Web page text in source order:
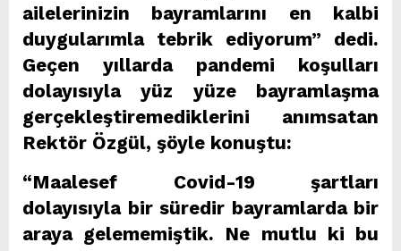
ailelerinizin bayramlarını en kalbi
duygularımla tebrik ediyorum” dedi.
Geçen yıllarda pandemi koşulları
dolayısıyla yüz yüze bayramlaşma
gerçekleştiremediklerini anımsatan
Rektör Özgül, şöyle konuştu:
“Maalesef Covid-19 şartları
dolayısıyla bir süredir bayramlarda bir
araya gelememiştik. Ne mutlu ki bu